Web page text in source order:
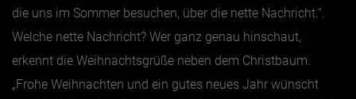
die uns im Sommer besuchen, über die nette Nachricht.“.
Welche nette Nachricht? Wer ganz genau hinschaut,
erkennt die Weihnachtsgrüße neben dem Christbaum.
„Frohe Weihnachten und ein gutes neues Jahr wünscht